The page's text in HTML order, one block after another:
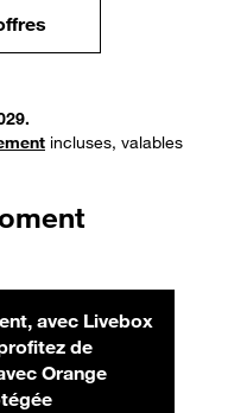
incluses, valables
avec Livebox
de
€ par mois
Orange